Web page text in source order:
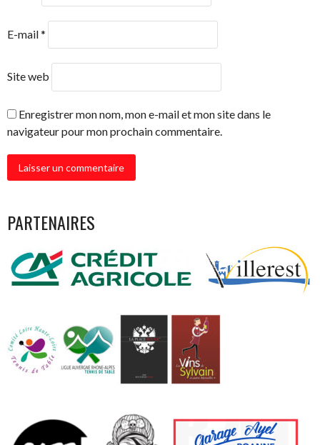
E-mail*
Site web
Enregistrer mon nom, mon e-mail et mon site dans le
navigateur pour mon prochain commentaire.
PARTENAIRES